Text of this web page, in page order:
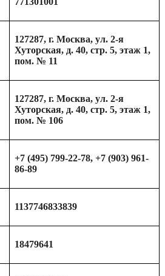
127287, г. Москва, ул. 2-я
Хуторская, д. 40, стр. 5, этаж 1,
пом. № 11
127287, г. Москва, ул. 2-я
Хуторская, д. 40, стр. 5, этаж 1,
пом. № 106
+7 (495) 799-22-78, +7 (903) 961-
86-89
1137746833839
18479641